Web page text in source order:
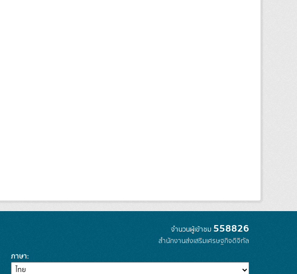
จำนวนผู้เข้าชม 558826
สำนักงานส่งเสริมเศรษฐกิจดิจิทัล
ภาษา